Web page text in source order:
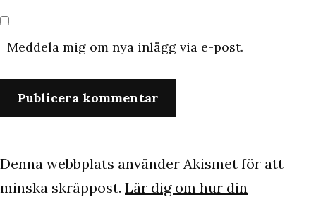
Meddela mig om nya inlägg via e-post.
Denna webbplats använder Akismet för att
minska skräppost. Lär dig om hur din